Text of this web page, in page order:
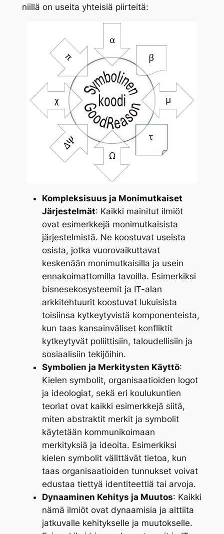
niillä on useita yhteisiä piirteitä:
Kompleksisuus ja Monimutkaiset
Järjestelmät: Kaikki mainitut ilmiöt
ovat esimerkkejä monimutkaisista
järjestelmistä. Ne koostuvat useista
osista, jotka vuorovaikuttavat
keskenään monimutkaisilla ja usein
ennakoimattomilla tavoilla. Esimerkiksi
bisnesekosysteemit ja IT-alan
arkkitehtuurit koostuvat lukuisista
toisiinsa kytkeytyvistä komponenteista,
kun taas kansainväliset konfliktit
kytkeytyvät poliittisiin, taloudellisiin ja
sosiaalisiin tekijöihin.
Symbolien ja Merkitysten Käyttö:
Kielen symbolit, organisaatioiden logot
ja ideologiat, sekä eri koulukuntien
teoriat ovat kaikki esimerkkejä siitä,
miten abstraktit merkit ja symbolit
käytetään kommunikoimaan
merkityksiä ja ideoita. Esimerkiksi
kielen symbolit välittävät tietoa, kun
taas organisaatioiden tunnukset voivat
edustaa tiettyä identiteettiä tai arvoja.
Dynaaminen Kehitys ja Muutos: Kaikki
nämä ilmiöt ovat dynaamisia ja alttiita
jatkuvalle kehitykselle ja muutokselle.